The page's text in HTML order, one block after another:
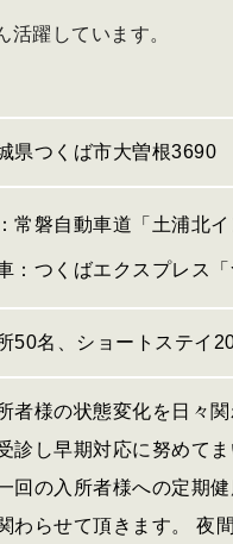
躍しています。
県つくば市大曽根3690
常磐自動車道「土浦北
：つくばエクスプレス
50名、ショートステイ
者様の状態変化を日々
診し早期対応に努めて
回の入所者様への定期
わらせて頂きます。 夜